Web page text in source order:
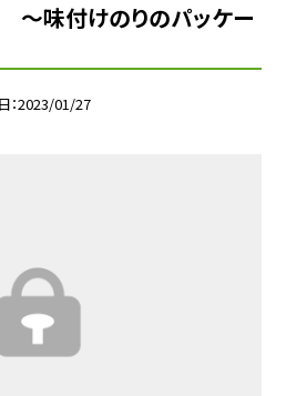
味付けのりのパッケー
2023/01/27